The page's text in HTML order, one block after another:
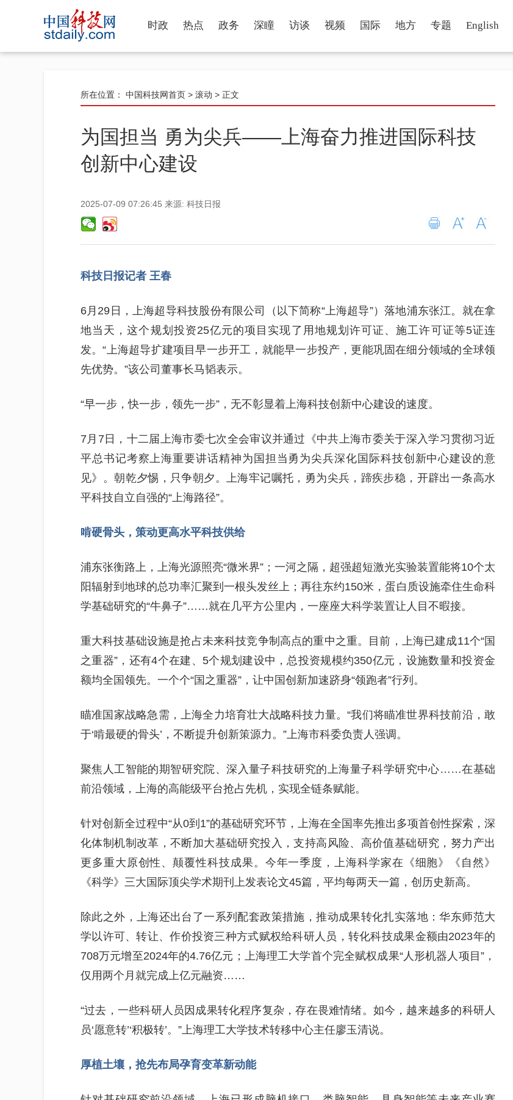
时政 热点 政务 深瞳 访谈 视频 国际 地方 专题 English
所在位置： 中国科技网首页 > 滚动 > 正文
为国担当 勇为尖兵——上海奋力推进国际科技
创新中心建设
2025-07-09 07:26:45 来源: 科技日报
科技日报记者 王春
6月29日，上海超导科技股份有限公司（以下简称“上海超导”）落地浦东张江。就在拿
地当天，这个规划投资25亿元的项目实现了用地规划许可证、施工许可证等5证连
发。“上海超导扩建项目早一步开工，就能早一步投产，更能巩固在细分领域的全球领
先优势。”该公司董事长马韬表示。
“早一步，快一步，领先一步”，无不彰显着上海科技创新中心建设的速度。
7月7日，十二届上海市委七次全会审议并通过《中共上海市委关于深入学习贯彻习近
平总书记考察上海重要讲话精神为国担当勇为尖兵深化国际科技创新中心建设的意
见》。朝乾夕惕，只争朝夕。上海牢记嘱托，勇为尖兵，蹄疾步稳，开辟出一条高水
平科技自立自强的“上海路径”。
啃硬骨头，策动更高水平科技供给
浦东张衡路上，上海光源照亮“微米界”；一河之隔，超强超短激光实验装置能将10个太
阳辐射到地球的总功率汇聚到一根头发丝上；再往东约150米，蛋白质设施牵住生命科
学基础研究的“牛鼻子”……就在几平方公里内，一座座大科学装置让人目不暇接。
重大科技基础设施是抢占未来科技竞争制高点的重中之重。目前，上海已建成11个“国
之重器”，还有4个在建、5个规划建设中，总投资规模约350亿元，设施数量和投资金
额均全国领先。一个个“国之重器”，让中国创新加速跻身“领跑者”行列。
瞄准国家战略急需，上海全力培育壮大战略科技力量。“我们将瞄准世界科技前沿，敢
于‘啃最硬的骨头’，不断提升创新策源力。”上海市科委负责人强调。
聚焦人工智能的期智研究院、深入量子科技研究的上海量子科学研究中心……在基础
前沿领域，上海的高能级平台抢占先机，实现全链条赋能。
针对创新全过程中“从0到1”的基础研究环节，上海在全国率先推出多项首创性探索，深
化体制机制改革，不断加大基础研究投入，支持高风险、高价值基础研究，努力产出
更多重大原创性、颠覆性科技成果。今年一季度，上海科学家在《细胞》《自然》
《科学》三大国际顶尖学术期刊上发表论文45篇，平均每两天一篇，创历史新高。
除此之外，上海还出台了一系列配套政策措施，推动成果转化扎实落地：华东师范大
学以许可、转让、作价投资三种方式赋权给科研人员，转化科技成果金额由2023年的
708万元增至2024年的4.76亿元；上海理工大学首个完全赋权成果“人形机器人项目”，
仅用两个月就完成上亿元融资……
“过去，一些科研人员因成果转化程序复杂，存在畏难情绪。如今，越来越多的科研人
员‘愿意转’‘积极转’。”上海理工大学技术转移中心主任廖玉清说。
厚植土壤，抢先布局孕育变革新动能